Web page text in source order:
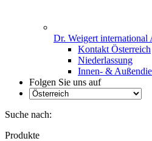
Dr. Weigert international
Kontakt Österreich
Niederlassung
Innen- &
Folgen Sie uns auf
Suche nach:
Produkte